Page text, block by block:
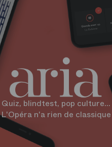
Quiz, blindtest, pop culture...
L'Opéra n'a rien de classique